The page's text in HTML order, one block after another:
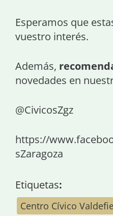
Esperamos que
vuestro interés.
Además,
novedades en
@CivicosZgz
https://
sZaragoza
Etiquetas:
Centro Cívico